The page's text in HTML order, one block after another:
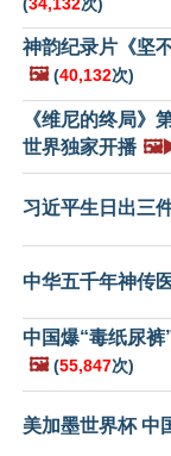
神韵纪录片《坚
🖼️ (40,132次)
《维尼的终局》
世界独家开播
习近平生日出三
中华五千年神传
中国爆“毒纸尿裤
🖼️ (55,847次)
美加墨世界杯 中